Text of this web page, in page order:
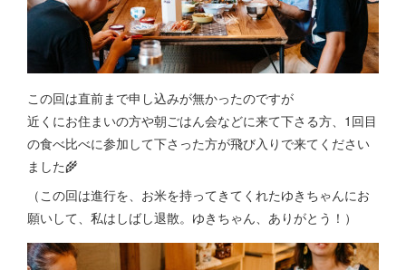
この回は直前まで申し込みが無かったのですが
近くにお住まいの方や朝ごはん会などに来て下さる方、1回目
の食べ比べに参加して下さった方が飛び入りで来てください
ました🌾
（この回は進行を、お米を持ってきてくれたゆきちゃんにお
願いして、私はしばし退散。ゆきちゃん、ありがとう！）